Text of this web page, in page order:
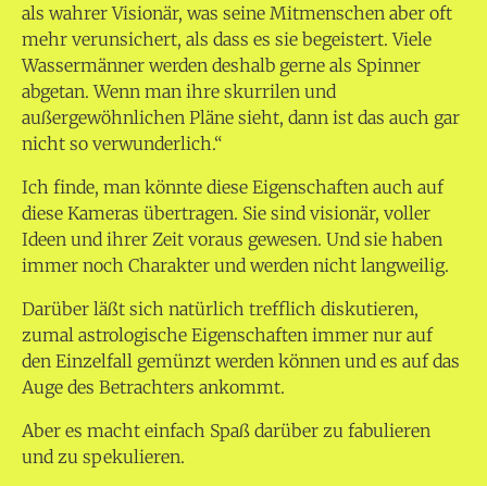
als wahrer Visionär, was seine Mitmenschen aber oft
mehr verunsichert, als dass es sie begeistert. Viele
Wassermänner werden deshalb gerne als Spinner
abgetan. Wenn man ihre skurrilen und
außergewöhnlichen Pläne sieht, dann ist das auch gar
nicht so verwunderlich.“
Ich finde, man könnte diese Eigenschaften auch auf
diese Kameras übertragen. Sie sind visionär, voller
Ideen und ihrer Zeit voraus gewesen. Und sie haben
immer noch Charakter und werden nicht langweilig.
Darüber läßt sich natürlich trefflich diskutieren,
zumal astrologische Eigenschaften immer nur auf
den Einzelfall gemünzt werden können und es auf das
Auge des Betrachters ankommt.
Aber es macht einfach Spaß darüber zu fabulieren
und zu spekulieren.